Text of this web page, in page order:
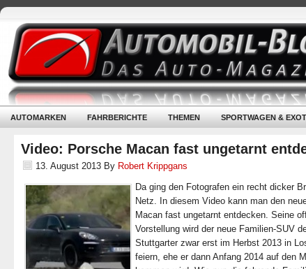
AUTOMARKEN FAHRBERICHTE THEMEN SPORTWAGEN &
Video: Porsche Macan fast ungetarnt
13. August 2013 By Robert Krippgans
Da ging den Fotografen ein recht dicker
Netz. In diesem Video kann man den
Macan fast ungetarnt entdecken. Seine
Vorstellung wird der neue Familien-SUV
Stuttgarter zwar erst im Herbst 2013 in
feiern, ehe er dann Anfang 2014 auf den